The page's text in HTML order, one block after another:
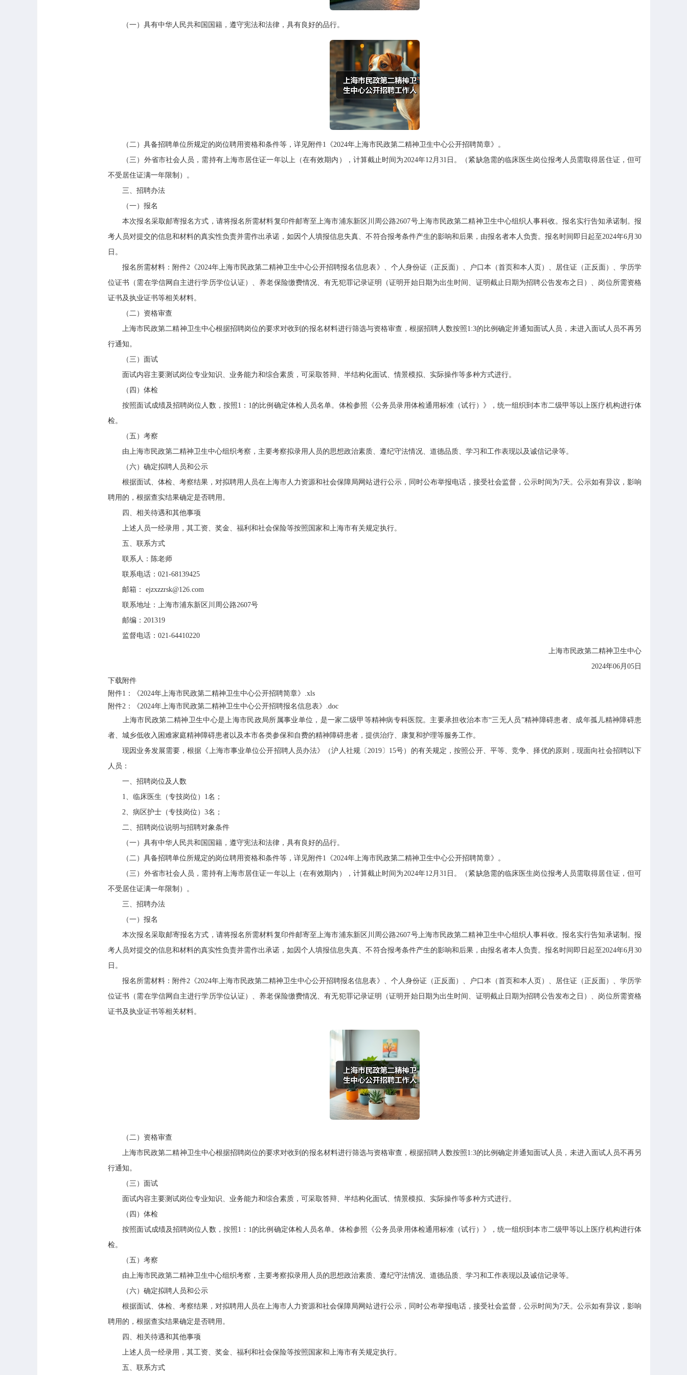
（一）具有中华人民共和国国籍，遵守宪法和法律，具有良好的品行。
（二）具备招聘单位所规定的岗位聘用资格和条件等，详见附件1《2024年上海市民政第二精神卫生中心公开招聘简章》。
（三）外省市社会人员，需持有上海市居住证一年以上（在有效期内），计算截止时间为2024年12月31日。（紧缺急需的临床医生岗位报考人员需取得居住证，但可
不受居住证满一年限制）。
三、招聘办法
（一）报名
本次报名采取邮寄报名方式，请将报名所需材料复印件邮寄至上海市浦东新区川周公路2607号上海市民政第二精神卫生中心组织人事科收。报名实行告知承诺制。报
考人员对提交的信息和材料的真实性负责并需作出承诺，如因个人填报信息失真、不符合报考条件产生的影响和后果，由报名者本人负责。报名时间即日起至2024年6月30
日。
报名所需材料：附件2《2024年上海市民政第二精神卫生中心公开招聘报名信息表》、个人身份证（正反面）、户口本（首页和本人页）、居住证（正反面）、学历学
位证书（需在学信网自主进行学历学位认证）、养老保险缴费情况、有无犯罪记录证明（证明开始日期为出生时间、证明截止日期为招聘公告发布之日）、岗位所需资格
证书及执业证书等相关材料。
（二）资格审查
上海市民政第二精神卫生中心根据招聘岗位的要求对收到的报名材料进行筛选与资格审查，根据招聘人数按照1:3的比例确定并通知面试人员，未进入面试人员不再另
行通知。
（三）面试
面试内容主要测试岗位专业知识、业务能力和综合素质，可采取答辩、半结构化面试、情景模拟、实际操作等多种方式进行。
（四）体检
按照面试成绩及招聘岗位人数，按照1：1的比例确定体检人员名单。体检参照《公务员录用体检通用标准（试行）》，统一组织到本市二级甲等以上医疗机构进行体
检。
（五）考察
由上海市民政第二精神卫生中心组织考察，主要考察拟录用人员的思想政治素质、遵纪守法情况、道德品质、学习和工作表现以及诚信记录等。
（六）确定拟聘人员和公示
根据面试、体检、考察结果，对拟聘用人员在上海市人力资源和社会保障局网站进行公示，同时公布举报电话，接受社会监督，公示时间为7天。公示如有异议，影响
聘用的，根据查实结果确定是否聘用。
四、相关待遇和其他事项
上述人员一经录用，其工资、奖金、福利和社会保险等按照国家和上海市有关规定执行。
五、联系方式
联系人：陈老师
联系电话：021-68139425
邮箱： ejzxzzrsk@126.com
联系地址：上海市浦东新区川周公路2607号
邮编：201319
监督电话：021-64410220
上海市民政第二精神卫生中心
2024年06月05日
下载附件
附件1：《2024年上海市民政第二精神卫生中心公开招聘简章》.xls
附件2：《2024年上海市民政第二精神卫生中心公开招聘报名信息表》.doc
上海市民政第二精神卫生中心是上海市民政局所属事业单位，是一家二级甲等精神病专科医院。主要承担收治本市“三无人员”精神障碍患者、成年孤儿精神障碍患
者、城乡低收入困难家庭精神障碍患者以及本市各类参保和自费的精神障碍患者，提供治疗、康复和护理等服务工作。
现因业务发展需要，根据《上海市事业单位公开招聘人员办法》（沪人社规〔2019〕15号）的有关规定，按照公开、平等、竞争、择优的原则，现面向社会招聘以下
人员：
一、招聘岗位及人数
1、临床医生（专技岗位）1名；
2、病区护士（专技岗位）3名；
二、招聘岗位说明与招聘对象条件
（一）具有中华人民共和国国籍，遵守宪法和法律，具有良好的品行。
（二）具备招聘单位所规定的岗位聘用资格和条件等，详见附件1《2024年上海市民政第二精神卫生中心公开招聘简章》。
（三）外省市社会人员，需持有上海市居住证一年以上（在有效期内），计算截止时间为2024年12月31日。（紧缺急需的临床医生岗位报考人员需取得居住证，但可
不受居住证满一年限制）。
三、招聘办法
（一）报名
本次报名采取邮寄报名方式，请将报名所需材料复印件邮寄至上海市浦东新区川周公路2607号上海市民政第二精神卫生中心组织人事科收。报名实行告知承诺制。报
考人员对提交的信息和材料的真实性负责并需作出承诺，如因个人填报信息失真、不符合报考条件产生的影响和后果，由报名者本人负责。报名时间即日起至2024年6月30
日。
报名所需材料：附件2《2024年上海市民政第二精神卫生中心公开招聘报名信息表》、个人身份证（正反面）、户口本（首页和本人页）、居住证（正反面）、学历学
位证书（需在学信网自主进行学历学位认证）、养老保险缴费情况、有无犯罪记录证明（证明开始日期为出生时间、证明截止日期为招聘公告发布之日）、岗位所需资格
证书及执业证书等相关材料。
（二）资格审查
上海市民政第二精神卫生中心根据招聘岗位的要求对收到的报名材料进行筛选与资格审查，根据招聘人数按照1:3的比例确定并通知面试人员，未进入面试人员不再另
行通知。
（三）面试
面试内容主要测试岗位专业知识、业务能力和综合素质，可采取答辩、半结构化面试、情景模拟、实际操作等多种方式进行。
（四）体检
按照面试成绩及招聘岗位人数，按照1：1的比例确定体检人员名单。体检参照《公务员录用体检通用标准（试行）》，统一组织到本市二级甲等以上医疗机构进行体
检。
（五）考察
由上海市民政第二精神卫生中心组织考察，主要考察拟录用人员的思想政治素质、遵纪守法情况、道德品质、学习和工作表现以及诚信记录等。
（六）确定拟聘人员和公示
根据面试、体检、考察结果，对拟聘用人员在上海市人力资源和社会保障局网站进行公示，同时公布举报电话，接受社会监督，公示时间为7天。公示如有异议，影响
聘用的，根据查实结果确定是否聘用。
四、相关待遇和其他事项
上述人员一经录用，其工资、奖金、福利和社会保险等按照国家和上海市有关规定执行。
五、联系方式